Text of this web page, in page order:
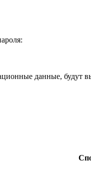
данные, будут